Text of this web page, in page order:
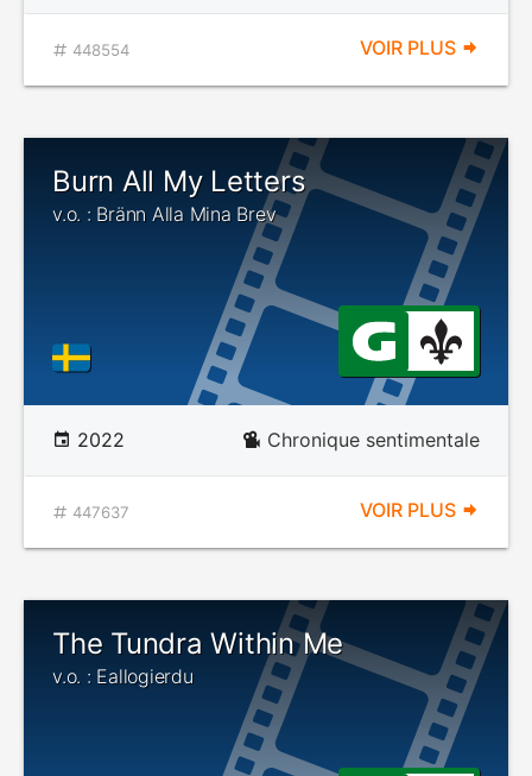
448554 VOIR PLUS
Burn All My Letters
v.o. : Bränn Alla Mina Brev
2022 Chronique sentimentale
447637 VOIR PLUS
The Tundra Within Me
v.o. : Eallogierdu